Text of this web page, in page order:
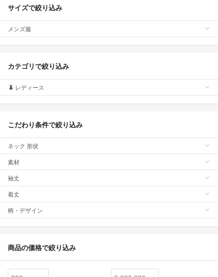
サイズで絞り込み
メンズ服
カテゴリで絞り込み
レディース
こだわり条件で絞り込み
ネック 形状
素材
袖丈
着丈
柄・デザイン
商品の価格で絞り込み